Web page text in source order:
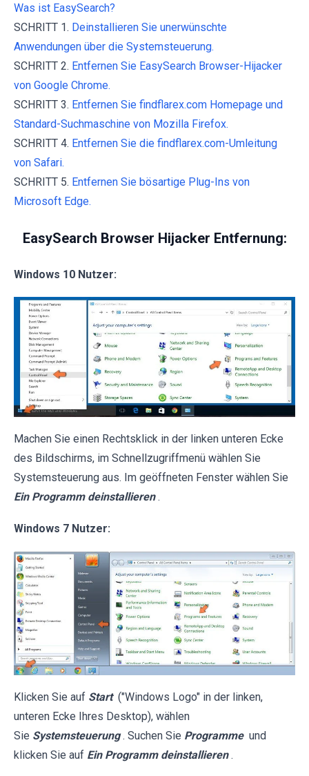
Was ist EasySearch?
SCHRITT 1. Deinstallieren Sie unerwünschte
Anwendungen über die Systemsteuerung.
SCHRITT 2. Entfernen Sie EasySearch Browser-Hijacker
von Google Chrome.
SCHRITT 3. Entfernen Sie findflarex.com Homepage und
Standard-Suchmaschine von Mozilla Firefox.
SCHRITT 4. Entfernen Sie die findflarex.com-Umleitung
von Safari.
SCHRITT 5. Entfernen Sie bösartige Plug-Ins von
Microsoft Edge.
EasySearch Browser Hijacker Entfernung:
Windows 10 Nutzer:
Machen Sie einen Rechtsklick in der linken unteren Ecke
des Bildschirms, im Schnellzugriffmenü wählen Sie
Systemsteuerung aus. Im geöffneten Fenster wählen Sie
Ein Programm deinstallieren .
Windows 7 Nutzer:
Klicken Sie auf Start ("Windows Logo" in der linken,
unteren Ecke Ihres Desktop), wählen
Sie Systemsteuerung . Suchen Sie Programme und
klicken Sie auf Ein Programm deinstallieren .